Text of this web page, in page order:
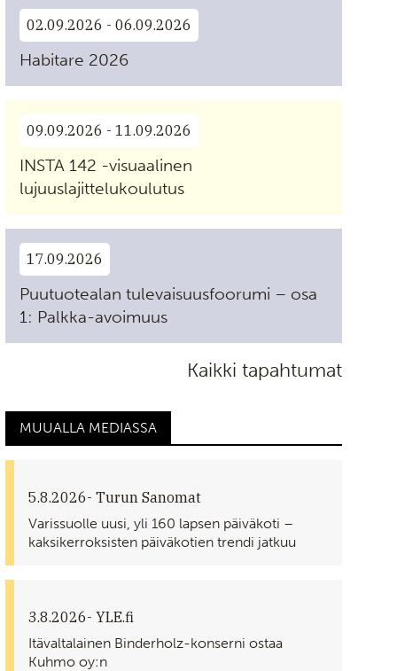
02.09.2026 - 06.09.2026
Habitare 2026
09.09.2026 - 11.09.2026
INSTA 142 -visuaalinen
lujuuslajittelukoulutus
17.09.2026
Puutuotealan tulevaisuusfoorumi – osa
1: Palkka-avoimuus
Kaikki tapahtumat
MUUALLA MEDIASSA
5.8.2026- Turun Sanomat
Varissuolle uusi, yli 160 lapsen päiväkoti –
kaksikerroksisten päiväkotien trendi jatkuu
3.8.2026- YLE.fi
Itävaltalainen Binderholz-konserni ostaa
Kuhmo oy:n